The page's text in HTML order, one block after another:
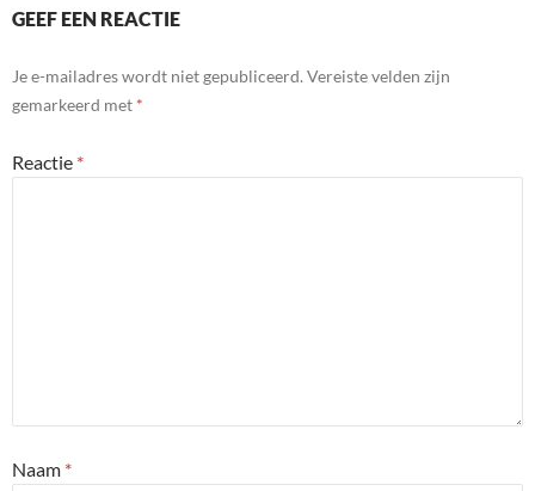
GEEF EEN REACTIE
Je e-mailadres wordt niet gepubliceerd. Vereiste velden zijn
gemarkeerd met *
Reactie *
Naam *